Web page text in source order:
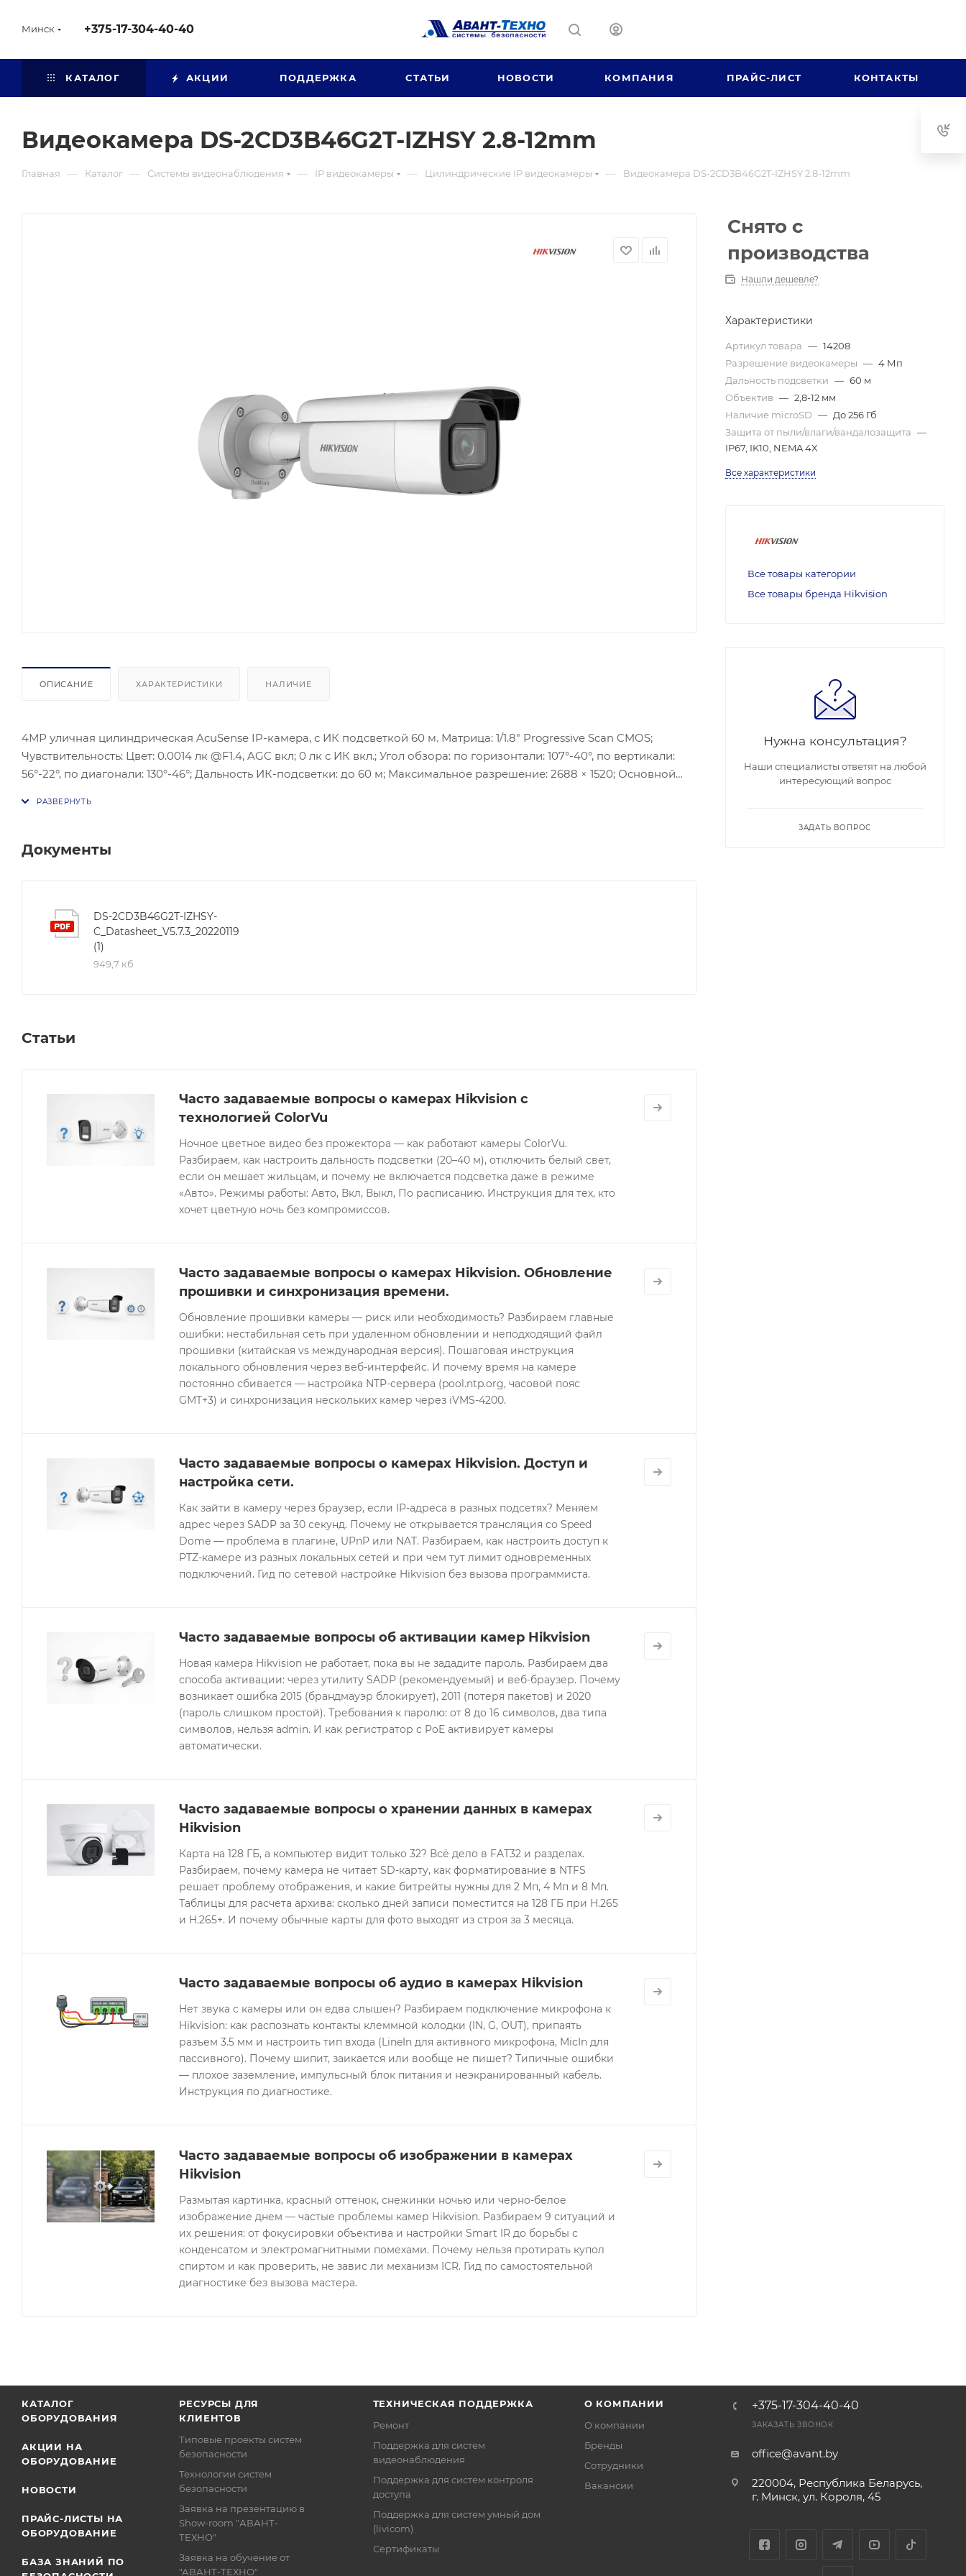
Минск +375-17-304-40-40
КАТАЛОГ АКЦИИ ПОДДЕРЖКА СТАТЬИ НОВОСТИ КОМПАНИЯ ПРАЙС-ЛИСТ КОНТАКТЫ
Видеокамера DS-2CD3B46G2T-IZHSY 2.8-12mm
Главная — Каталог — Системы видеонаблюдения — IP видеокамеры — Цилиндрические IP видеокамеры — Видеокамера DS-2CD3B46G2T-IZHSY 2.8-12mm
ОПИСАНИЕ ХАРАКТЕРИСТИКИ НАЛИЧИЕ
4МР уличная цилиндрическая AcuSense IP-камера, с ИК подсветкой 60 м. Матрица: 1/1.8″ Progressive Scan CMOS;
Чувствительность: Цвет: 0.0014 лк @F1.4, AGC вкл; 0 лк с ИК вкл.; Угол обзора: по горизонтали: 107°-40°, по вертикали:
56°-22°, по диагонали: 130°-46°; Дальность ИК-подсветки: до 60 м; Максимальное разрешение: 2688 × 1520; Основной
алюминиевый сплав; Защита: IK10, IP67, NEMA 4X.
Документы
DS-2CD3B46G2T-IZHSY-
C_Datasheet_V5.7.3_20220119
(1)
949,7 кб
Статьи
Часто задаваемые вопросы о камерах Hikvision с
технологией ColorVu
Ночное цветное видео без прожектора — как работают камеры ColorVu.
Разбираем, как настроить дальность подсветки (20–40 м), отключить белый свет,
если он мешает жильцам, и почему не включается подсветка даже в режиме
«Авто». Режимы работы: Авто, Вкл, Выкл, По расписанию. Инструкция для тех, кто
хочет цветную ночь без компромиссов.
Часто задаваемые вопросы о камерах Hikvision. Обновление
прошивки и синхронизация времени.
Обновление прошивки камеры — риск или необходимость? Разбираем главные
ошибки: нестабильная сеть при удаленном обновлении и неподходящий файл
прошивки (китайская vs международная версия). Пошаговая инструкция
локального обновления через веб-интерфейс. И почему время на камере
постоянно сбивается — настройка NTP-сервера (pool.ntp.org, часовой пояс
GMT+3) и синхронизация нескольких камер через iVMS-4200.
Часто задаваемые вопросы о камерах Hikvision. Доступ и
настройка сети.
Как зайти в камеру через браузер, если IP-адреса в разных подсетях? Меняем
адрес через SADP за 30 секунд. Почему не открывается трансляция со Speed
Dome — проблема в плагине, UPnP или NAT. Разбираем, как настроить доступ к
PTZ-камере из разных локальных сетей и при чем тут лимит одновременных
подключений. Гид по сетевой настройке Hikvision без вызова программиста.
Часто задаваемые вопросы об активации камер Hikvision
Новая камера Hikvision не работает, пока вы не зададите пароль. Разбираем два
способа активации: через утилиту SADP (рекомендуемый) и веб-браузер. Почему
возникает ошибка 2015 (брандмауэр блокирует), 2011 (потеря пакетов) и 2020
(пароль слишком простой). Требования к паролю: от 8 до 16 символов, два типа
символов, нельзя admin. И как регистратор с PoE активирует камеры
автоматически.
Часто задаваемые вопросы о хранении данных в камерах
Hikvision
Карта на 128 ГБ, а компьютер видит только 32? Всё дело в FAT32 и разделах.
Разбираем, почему камера не читает SD-карту, как форматирование в NTFS
решает проблему отображения, и какие битрейты нужны для 2 Мп, 4 Мп и 8 Мп.
Таблицы для расчета архива: сколько дней записи поместится на 128 ГБ при H.265
и H.265+. И почему обычные карты для фото выходят из строя за 3 месяца.
Часто задаваемые вопросы об аудио в камерах Hikvision
Нет звука с камеры или он едва слышен? Разбираем подключение микрофона к
Hikvision: как распознать контакты клеммной колодки (IN, G, OUT), припаять
разъем 3.5 мм и настроить тип входа (LineIn для активного микрофона, MicIn для
пассивного). Почему шипит, заикается или вообще не пишет? Типичные ошибки
— плохое заземление, импульсный блок питания и неэкранированный кабель.
Инструкция по диагностике.
Часто задаваемые вопросы об изображении в камерах
Hikvision
Размытая картинка, красный оттенок, снежинки ночью или черно-белое
изображение днем — частые проблемы камер Hikvision. Разбираем 9 ситуаций и
их решения: от фокусировки объектива и настройки Smart IR до борьбы с
конденсатом и электромагнитными помехами. Почему нельзя протирать купол
спиртом и как проверить, не завис ли механизм ICR. Гид по самостоятельной
диагностике без вызова мастера.
Снято с
производства
Нашли дешевле?
Характеристики
Артикул товара — 14208
Разрешение видеокамеры — 4 Мп
Дальность подсветки — 60 м
Объектив — 2,8-12 мм
Наличие microSD — До 256 Гб
Защита от пыли/влаги/вандалозащита —
IP67, IK10, NEMA 4X
Все характеристики
Все товары категории
Все товары бренда Hikvision
Нужна консультация?
Наши специалисты ответят на любой
интересующий вопрос
ЗАДАТЬ ВОПРОС
КАТАЛОГ
ОБОРУДОВАНИЯ
АКЦИИ НА
ОБОРУДОВАНИЕ
НОВОСТИ
ПРАЙС-ЛИСТЫ НА
ОБОРУДОВАНИЕ
БАЗА ЗНАНИЙ ПО
РЕСУРСЫ ДЛЯ
КЛИЕНТОВ
Типовые проекты систем
безопасности
Технологии систем
безопасности
Заявка на презентацию в
Show-room "АВАНТ-
ТЕХНО"
Заявка на обучение от
"АВАНТ-ТЕХНО"
ТЕХНИЧЕСКАЯ ПОДДЕРЖКА
Ремонт
Поддержка для систем
видеонаблюдения
Поддержка для систем контроля
доступа
Поддержка для систем умный дом
(livicom)
Сертификаты
О КОМПАНИИ
О компании
Бренды
Сотрудники
Вакансии
+375-17-304-40-40
ЗАКАЗАТЬ ЗВОНОК
office@avant.by
220004, Республика Беларусь,
г. Минск, ул. Короля, 45